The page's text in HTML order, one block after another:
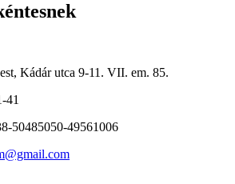
Kádár utca 9-11. VII. em. 85.
41
50485050-49561006